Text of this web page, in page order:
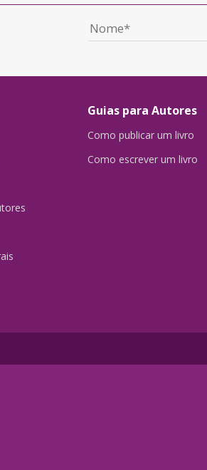
Guias para Autores
Como publicar um livro
Como escrever um livro